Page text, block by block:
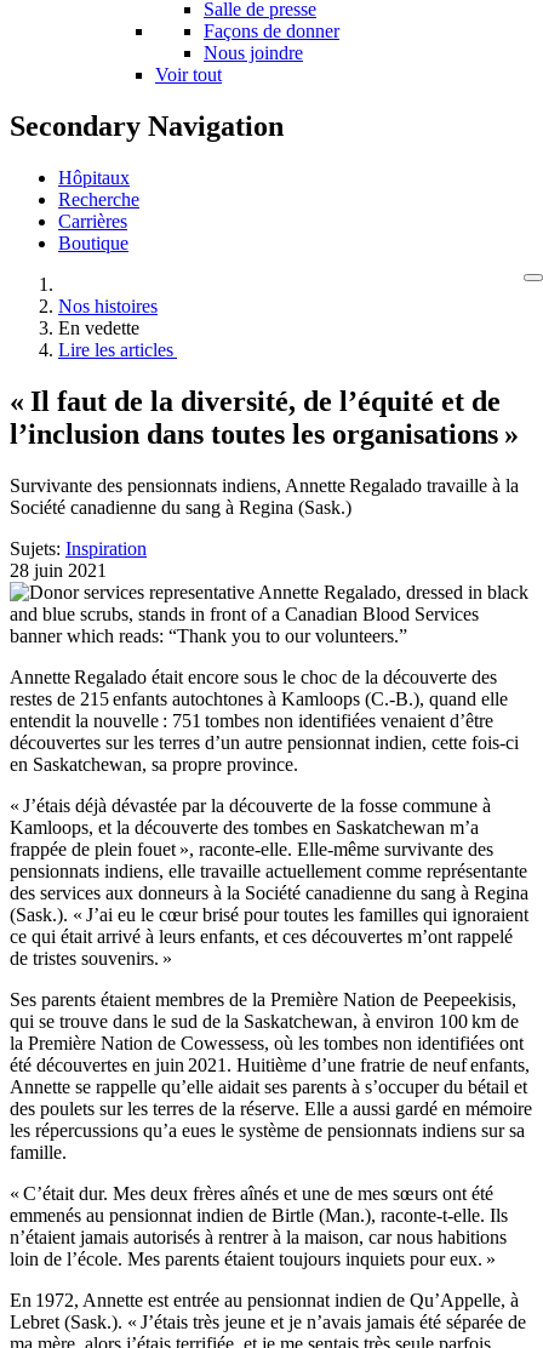
Salle de presse
Façons de donner
Nous joindre
Voir tout
Secondary Navigation
Hôpitaux
Recherche
Carrières
Boutique
Nos histoires
En vedette
Lire les articles
« Il faut de la diversité, de l’équité et de
l’inclusion dans toutes les organisations »
Survivante des pensionnats indiens, Annette Regalado travaille à la
Société canadienne du sang à Regina (Sask.)
Sujets: Inspiration
28 juin 2021
Annette Regalado était encore sous le choc de la découverte des
restes de 215 enfants autochtones à Kamloops (C.-B.), quand elle
entendit la nouvelle : 751 tombes non identifiées venaient d’être
découvertes sur les terres d’un autre pensionnat indien, cette fois-ci
en Saskatchewan, sa propre province.
« J’étais déjà dévastée par la découverte de la fosse commune à
Kamloops, et la découverte des tombes en Saskatchewan m’a
frappée de plein fouet », raconte-elle. Elle-même survivante des
pensionnats indiens, elle travaille actuellement comme représentante
des services aux donneurs à la Société canadienne du sang à Regina
(Sask.). « J’ai eu le cœur brisé pour toutes les familles qui ignoraient
ce qui était arrivé à leurs enfants, et ces découvertes m’ont rappelé
de tristes souvenirs. »
Ses parents étaient membres de la Première Nation de Peepeekisis,
qui se trouve dans le sud de la Saskatchewan, à environ 100 km de
la Première Nation de Cowessess, où les tombes non identifiées ont
été découvertes en juin 2021. Huitième d’une fratrie de neuf enfants,
Annette se rappelle qu’elle aidait ses parents à s’occuper du bétail et
des poulets sur les terres de la réserve. Elle a aussi gardé en mémoire
les répercussions qu’a eues le système de pensionnats indiens sur sa
famille.
« C’était dur. Mes deux frères aînés et une de mes sœurs ont été
emmenés au pensionnat indien de Birtle (Man.), raconte-t-elle. Ils
n’étaient jamais autorisés à rentrer à la maison, car nous habitions
loin de l’école. Mes parents étaient toujours inquiets pour eux. »
En 1972, Annette est entrée au pensionnat indien de Qu’Appelle, à
Lebret (Sask.). « J’étais très jeune et je n’avais jamais été séparée de
ma mère, alors j’étais terrifiée, et je me sentais très seule parfois,